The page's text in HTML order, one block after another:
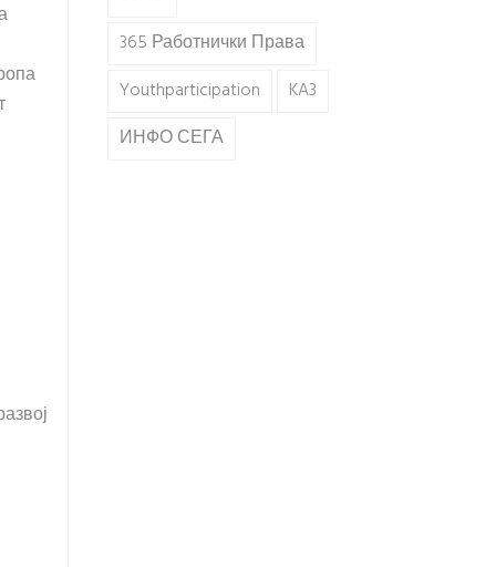
365 Работнички Права
Youthparticipation
KA3
ИНФО СЕГА